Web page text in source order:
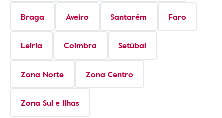
Braga Aveiro Santarém Faro
Leiria Coimbra Setúbal
Zona Norte Zona Centro
Zona Sul e Ilhas